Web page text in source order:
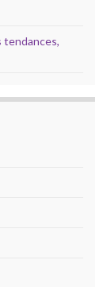
tendances,